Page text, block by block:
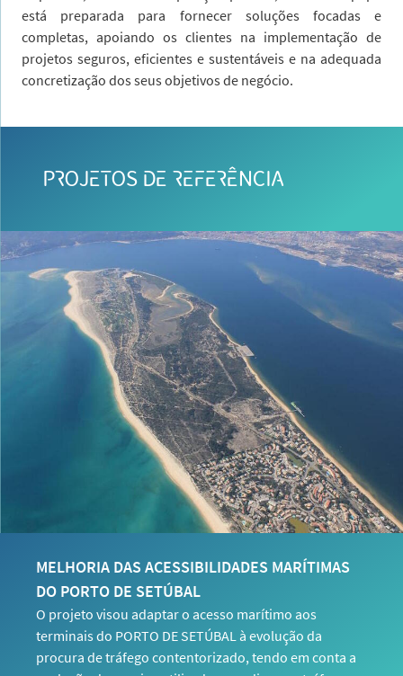
está preparada para fornecer soluções focadas e
completas, apoiando os clientes na implementação de
projetos seguros, eficientes e sustentáveis e na adequada
concretização dos seus objetivos de negócio.
PROJETOS DE REFERÊNCIA
MELHORIA DAS ACESSIBILIDADES MARÍTIMAS
DO PORTO DE SETÚBAL
O projeto visou adaptar o acesso marítimo aos
terminais do PORTO DE SETÚBAL à evolução da
procura de tráfego contentorizado, tendo em conta a